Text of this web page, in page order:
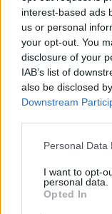
interest-based ads
us or personal
your opt-out. You
disclosure of your
IAB’s list of
also be disclosed
Downstream
Personal Data
I want to opt-
personal data.
Opted In
δίνετε συνέχεια
κόστος με
καμιά φορά;
Τα έργα ΕΣΠΑ
ευρώ σέρνονται
και πότε θα
Απουσιάζουν
ζωής και της
αντιπλημμυρικά